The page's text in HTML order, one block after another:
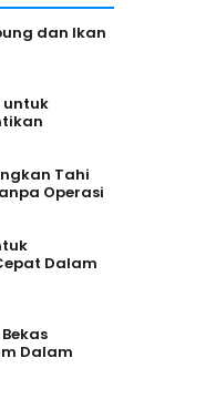
dan Ikan
untuk
Tahi
Operasi
Dalam
Dalam